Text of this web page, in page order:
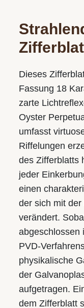
Dieses
Fassung 18
zarte
Oyster
umfasst
Riffelungen
des Zifferblatts
jeder
einen
der sich mit
verändert.
abgeschlossen
PVD-
physikalische
der
aufgetragen.
dem Zifferblatt